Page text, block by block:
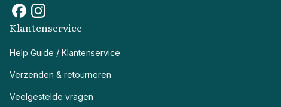
Klantenservice
Help Guide / Klantenservice
Verzenden & retourneren
Veelgestelde vragen